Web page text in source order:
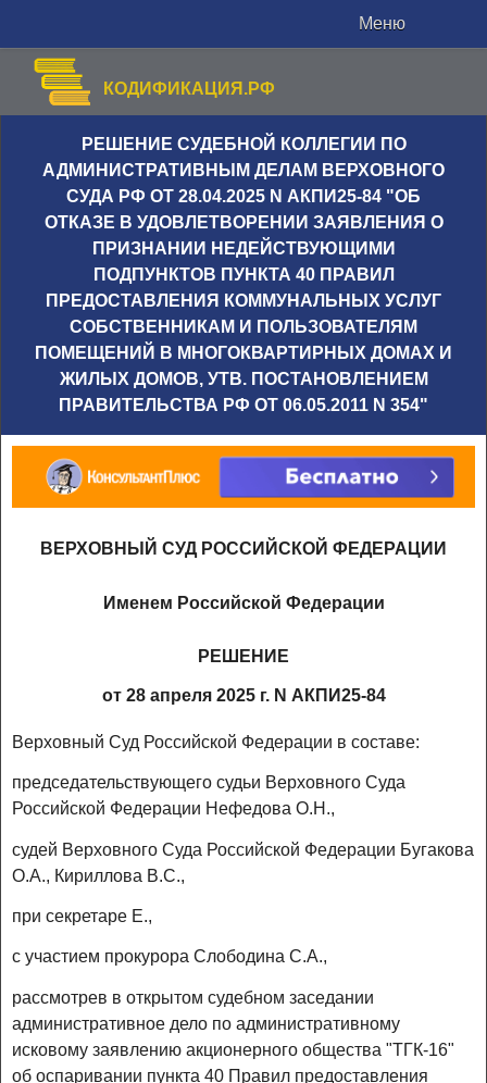
Меню
КОДИФИКАЦИЯ.РФ
РЕШЕНИЕ СУДЕБНОЙ КОЛЛЕГИИ ПО
АДМИНИСТРАТИВНЫМ ДЕЛАМ ВЕРХОВНОГО
СУДА РФ ОТ 28.04.2025 N АКПИ25-84 "ОБ
ОТКАЗЕ В УДОВЛЕТВОРЕНИИ ЗАЯВЛЕНИЯ О
ПРИЗНАНИИ НЕДЕЙСТВУЮЩИМИ
ПОДПУНКТОВ ПУНКТА 40 ПРАВИЛ
ПРЕДОСТАВЛЕНИЯ КОММУНАЛЬНЫХ УСЛУГ
СОБСТВЕННИКАМ И ПОЛЬЗОВАТЕЛЯМ
ПОМЕЩЕНИЙ В МНОГОКВАРТИРНЫХ ДОМАХ И
ЖИЛЫХ ДОМОВ, УТВ. ПОСТАНОВЛЕНИЕМ
ПРАВИТЕЛЬСТВА РФ ОТ 06.05.2011 N 354"
ВЕРХОВНЫЙ СУД РОССИЙСКОЙ ФЕДЕРАЦИИ
Именем Российской Федерации
РЕШЕНИЕ
от 28 апреля 2025 г. N АКПИ25-84
Верховный Суд Российской Федерации в составе:
председательствующего судьи Верховного Суда
Российской Федерации Нефедова О.Н.,
судей Верховного Суда Российской Федерации Бугакова
О.А., Кириллова В.С.,
при секретаре Е.,
с участием прокурора Слободина С.А.,
рассмотрев в открытом судебном заседании
административное дело по административному
исковому заявлению акционерного общества "ТГК-16"
об оспаривании пункта 40 Правил предоставления